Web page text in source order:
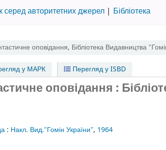
серед авторитетних джерел Бібліотека
оповідання, Бібліотека Видавництва
у МАРК Перегляд у ISBD
оповідання :
: Накл. Вид."Гомін України", 1964